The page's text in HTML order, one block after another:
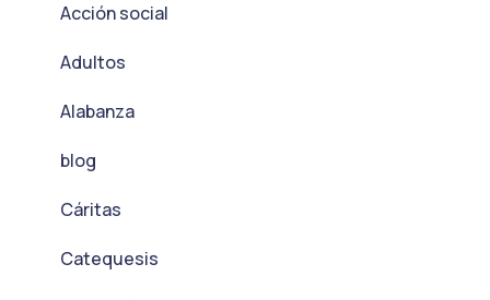
Acción social
Adultos
Alabanza
blog
Cáritas
Catequesis